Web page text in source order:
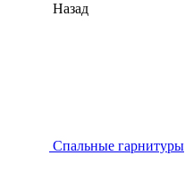
Назад
Спальные гарнитуры